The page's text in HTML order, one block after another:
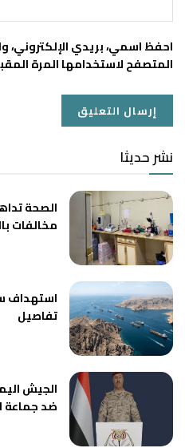
احفظ اسمي، بريدي الإلكتروني،
المتصفح لاستخدامها المرة
نشر حديثا
مخالفات
استهداف
تفاصيل
الجيش
ضد جماعة